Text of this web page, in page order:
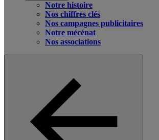
Notre histoire
Nos chiffres clés
Nos campagnes publicitaires
Notre mécénat
Nos associations